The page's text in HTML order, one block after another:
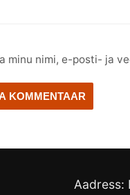
minu nimi, e-posti- ja
Aadress: